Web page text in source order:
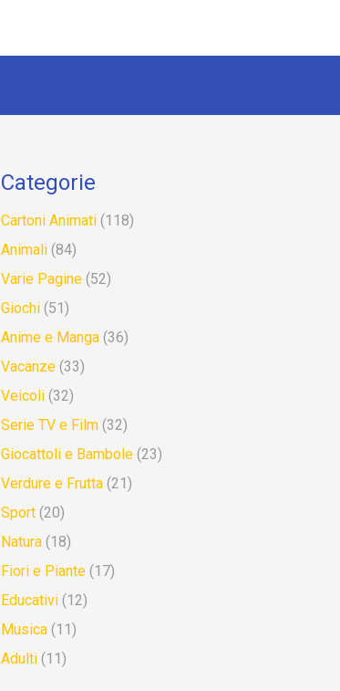
Categorie
Cartoni Animati (118)
Animali (84)
Varie Pagine (52)
Giochi (51)
Anime e Manga (36)
Vacanze (33)
Veicoli (32)
Serie TV e Film (32)
Giocattoli e Bambole (23)
Verdure e Frutta (21)
Sport (20)
Natura (18)
Fiori e Piante (17)
Educativi (12)
Musica (11)
Adulti (11)